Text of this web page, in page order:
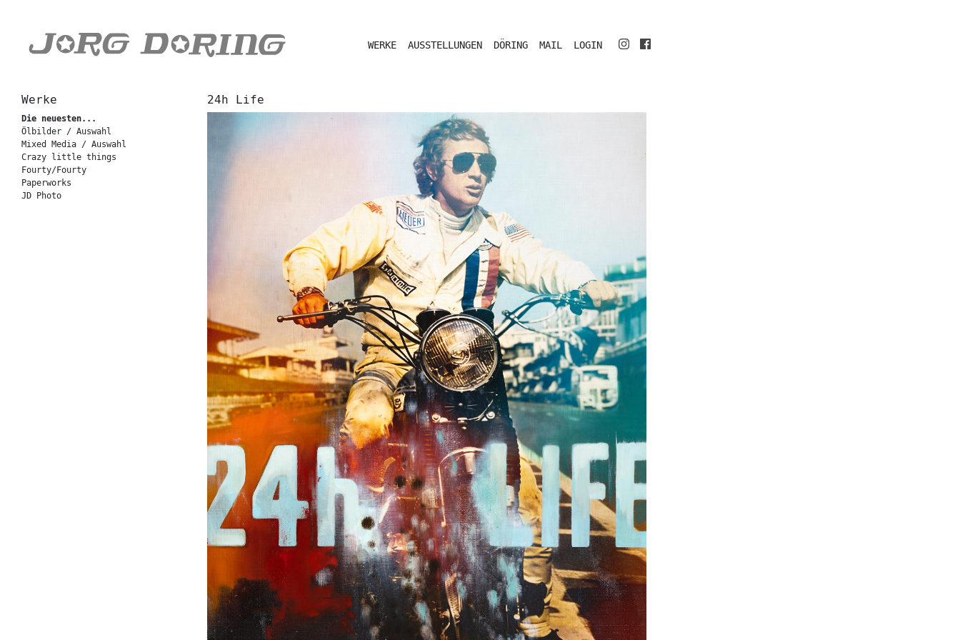
WERKE AUSSTELLUNGEN DÖRING MAIL LOGIN
Werke
Die neuesten...
Ölbilder / Auswahl
Mixed Media / Auswahl
Crazy little things
Fourty/Fourty
Paperworks
JD Photo
24h Life